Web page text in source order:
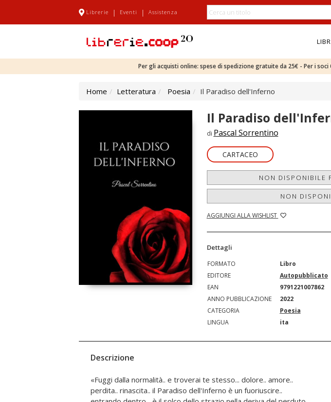
Librerie | Eventi | Assistenza
Per gli acquisti online: spese di spedizione gratuite da 25€ - Per i
Home Letteratura Poesia Il Paradiso dell'Inferno
Il Paradiso
di Pascal Sorrentino
CARTACEO
NON DISPONIBILE
NON
AGGIUNGI ALLA WISHLIST
Dettagli
FORMATO
Libro
EDITORE
Autopubblicato
EAN
9791221007862
ANNO PUBBLICAZIONE
2022
CATEGORIA
Poesia
LINGUA
ita
Descrizione
«Fuggi dalla normalità.. e troverai te stesso... dolore.. amore..
perdita.. rinascita.. il Paradiso dell'Inferno è un fuoriuscire..
nell'aldilà dell'anima.. per mostrare che è proprio quando sei
disposto a scendere al buio.. che trovi la luce... se hai tra le mani